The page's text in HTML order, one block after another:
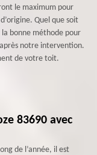
le maximum pour
Quel que soit
bonne méthode pour
notre intervention.
de votre toit.
83690 avec
de l’année, il est